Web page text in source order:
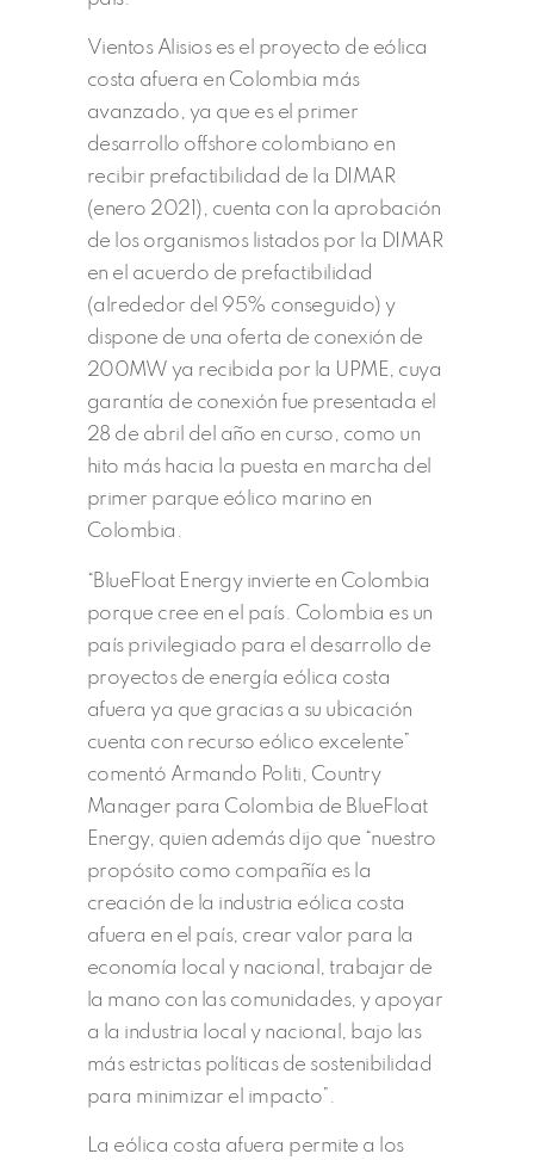
Vientos Alisios es el proyecto de eólica
costa afuera en Colombia más
avanzado, ya que es el primer
desarrollo offshore colombiano en
recibir prefactibilidad de la DIMAR
(enero 2021), cuenta con la aprobación
de los organismos listados por la DIMAR
en el acuerdo de prefactibilidad
(alrededor del 95% conseguido) y
dispone de una oferta de conexión de
200MW ya recibida por la UPME, cuya
garantía de conexión fue presentada el
28 de abril del año en curso, como un
hito más hacia la puesta en marcha del
primer parque eólico marino en
Colombia.
“BlueFloat Energy invierte en Colombia
porque cree en el país. Colombia es un
país privilegiado para el desarrollo de
proyectos de energía eólica costa
afuera ya que gracias a su ubicación
cuenta con recurso eólico excelente”
comentó Armando Politi, Country
Manager para Colombia de BlueFloat
Energy, quien además dijo que “nuestro
propósito como compañía es la
creación de la industria eólica costa
afuera en el país, crear valor para la
economía local y nacional, trabajar de
la mano con las comunidades, y apoyar
a la industria local y nacional, bajo las
más estrictas políticas de sostenibilidad
para minimizar el impacto”.
La eólica costa afuera permite a los